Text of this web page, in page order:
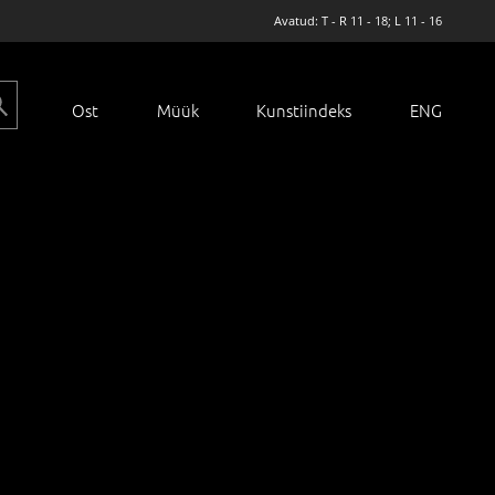
Avatud: T - R 11 - 18; L 11 - 16
Ost Müük Kunstiindeks ENG